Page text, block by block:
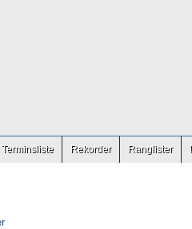
Terminsliste Rekorder Ranglister